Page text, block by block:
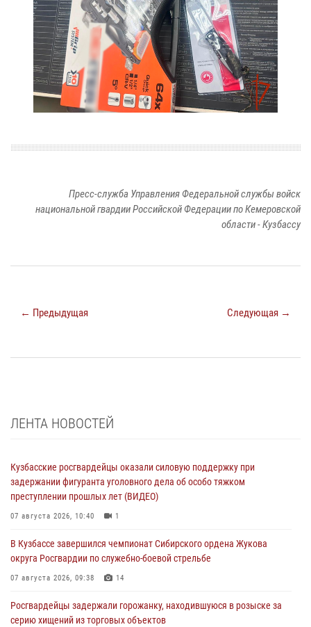
Пресс-служба Управления Федеральной службы войск
национальной гвардии Российской Федерации по Кемеровской
области - Кузбассу
← Предыдущая Следующая →
ЛЕНТА НОВОСТЕЙ
Кузбасские росгвардейцы оказали силовую поддержку при
задержании фигуранта уголовного дела об особо тяжком
преступлении прошлых лет (ВИДЕО)
07 августа 2026, 10:40 1
В Кузбассе завершился чемпионат Сибирского ордена Жукова
округа Росгвардии по служебно-боевой стрельбе
07 августа 2026, 09:38 14
Росгвардейцы задержали горожанку, находившуюся в розыске за
серию хищений из торговых объектов